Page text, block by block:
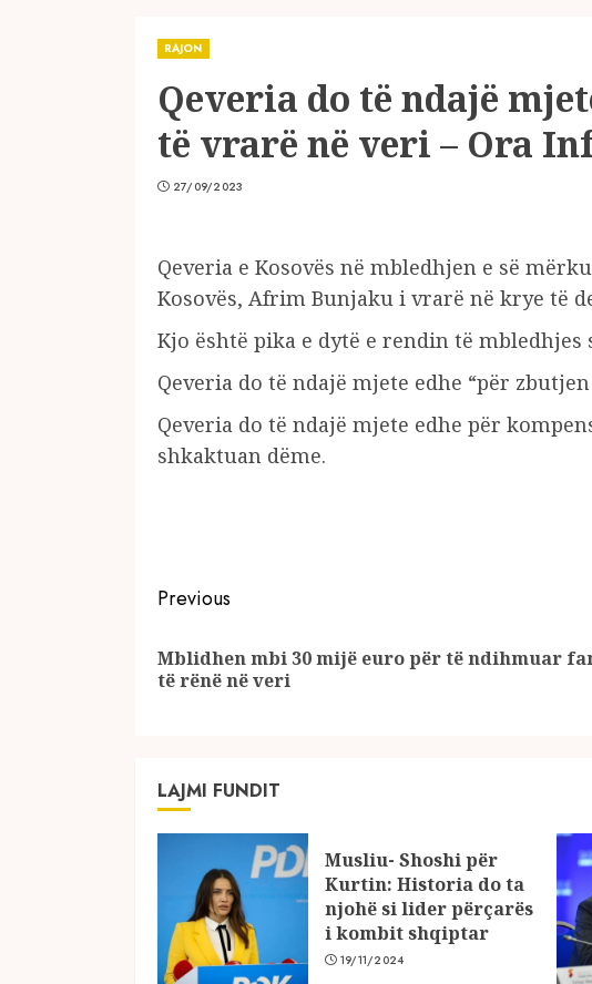
RAJON
Qeveria do të ndajë
të vrarë në veri – Ora
27/09/2023
Qeveria e Kosovës në mbledhjen e së
Kosovës, Afrim Bunjaku i vrarë në krye të
Kjo është pika e dytë e rendin të mbledhjes
Qeveria do të ndajë mjete edhe “për
Qeveria do të ndajë mjete edhe për
shkaktuan dëme.
Continue
Reading
Previous
Mblidhen mbi 30 mijë euro për të ndihmuar
të rënë në veri
LAJMI FUNDIT
Musliu- Shoshi për
Kurtin: Historia do ta
njohë si lider përçarës
i kombit shqiptar
19/11/2024